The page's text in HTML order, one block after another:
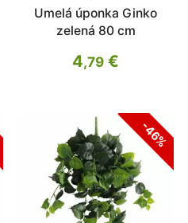
Umelá úponka Ginko
zelená 80 cm
4,79 €
-46%